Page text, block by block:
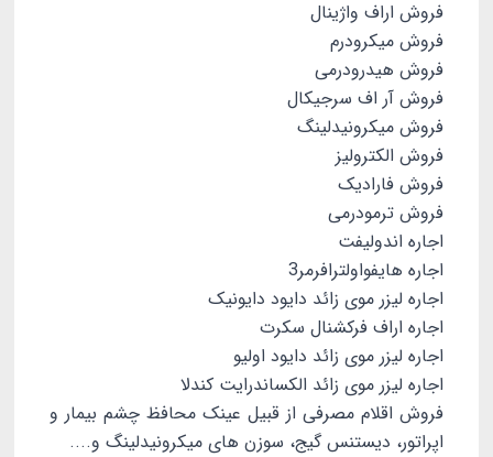
فروش اراف واژینال
فروش میکرودرم
فروش هیدرودرمی
فروش آر اف سرجیکال
فروش میکرونیدلینگ
فروش الکترولیز
فروش فارادیک
فروش ترمودرمی
اجاره اندولیفت
اجاره هایفواولترافرمر3
اجاره لیزر موی زائد دایود دایونیک
اجاره اراف فرکشنال سکرت
اجاره لیزر موی زائد دایود اولیو
اجاره لیزر موی زائد الکساندرایت کندلا
فروش اقلام مصرفی از قبیل عینک محافظ چشم بیمار و
اپراتور، دیستنس گیج، سوزن های میکرونیدلینگ و....